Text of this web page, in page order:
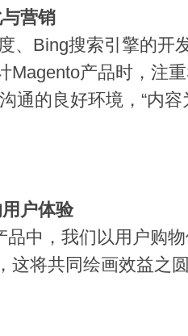
营销
、Bing搜索引擎的开
Magento产品时，注
通的良好环境，“内
户体验
品中，我们以用户购
这将共同绘画效益之